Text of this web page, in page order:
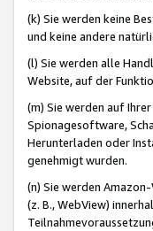
(k) Sie werden keine
und keine andere
(l) Sie werden alle
Website, auf der
(m) Sie werden auf
Spionagesoftware,
Herunterladen oder
genehmigt wurden.
(n) Sie werden
(z. B., WebView)